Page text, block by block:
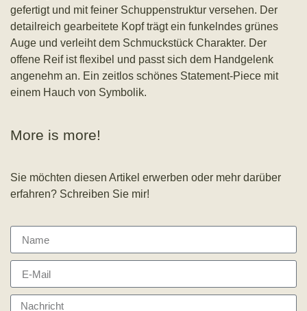
gefertigt und mit feiner Schuppenstruktur versehen. Der
detailreich gearbeitete Kopf trägt ein funkelndes grünes
Auge und verleiht dem Schmuckstück Charakter. Der
offene Reif ist flexibel und passt sich dem Handgelenk
angenehm an. Ein zeitlos schönes Statement-Piece mit
einem Hauch von Symbolik.
More is more!
Sie möchten diesen Artikel erwerben oder mehr darüber
erfahren? Schreiben Sie mir!